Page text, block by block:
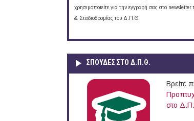
χρησιμοποιείτε για την εγγραφή σας στο
& Σταδιοδρομίας του Δ.Π.Θ.
ΣΠΟΥΔΈΣ ΣΤΟ Δ.Π.Θ.
Βρείτε
στο